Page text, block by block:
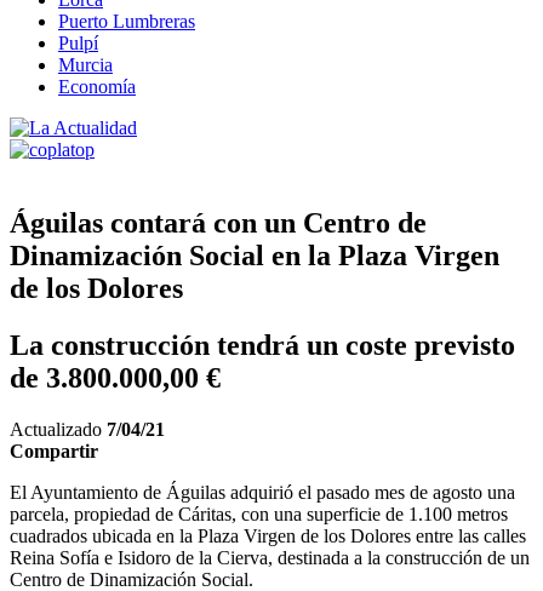
Puerto Lumbreras
Pulpí
Murcia
Economía
Águilas contará con un Centro de
Dinamización Social en la Plaza Virgen
de los Dolores
La construcción tendrá un coste previsto
de 3.800.000,00 €
Actualizado 7/04/21
Compartir
El Ayuntamiento de Águilas adquirió el pasado mes de agosto una
parcela, propiedad de Cáritas, con una superficie de 1.100 metros
cuadrados ubicada en la Plaza Virgen de los Dolores entre las calles
Reina Sofía e Isidoro de la Cierva, destinada a la construcción de un
Centro de Dinamización Social.